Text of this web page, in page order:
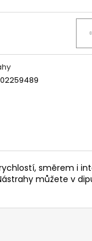
směrem i
můžete v
FLUO 30G